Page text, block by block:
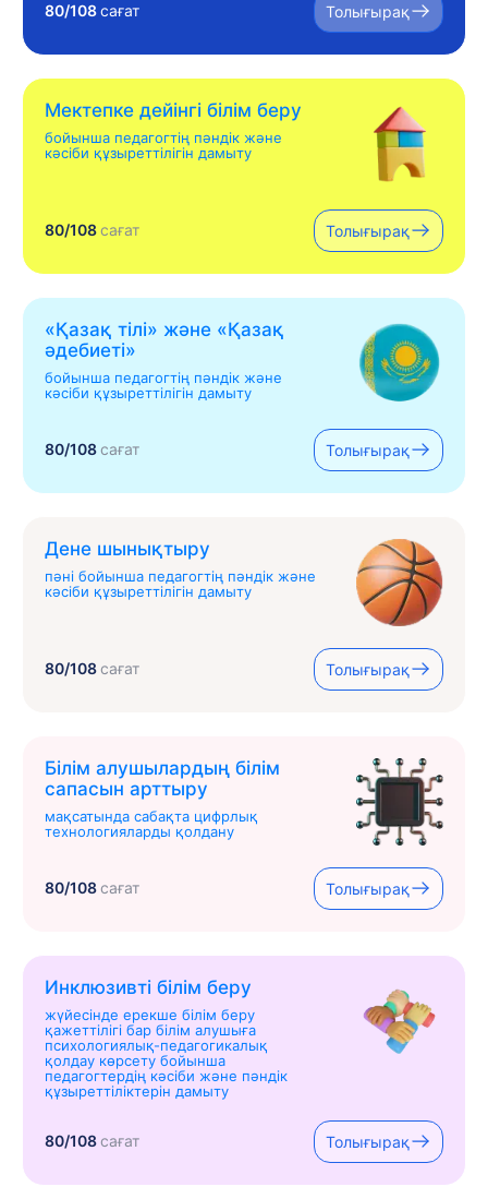
80/108сағат Толығырақ
Мектепке дейінгі білім беру
бойынша педагогтің пәндік және
кәсіби құзыреттілігін дамыту
80/108сағат Толығырақ
«Қазақ тілі» жəне «Қазақ
əдебиеті»
бойынша педагогтің пәндік және
кәсіби құзыреттілігін дамыту
80/108сағат Толығырақ
Дене шынықтыру
пәні бойынша педагогтің пәндік және
кәсіби құзыреттілігін дамыту
80/108сағат Толығырақ
Білім алушылардың білім
сапасын арттыру
мақсатында сабақта цифрлық
технологияларды қолдану
80/108сағат Толығырақ
Инклюзивті білім беру
жүйесінде ерекше білім беру
қажеттілігі бар білім алушыға
психологиялық-педагогикалық
қолдау көрсету бойынша
педагогтердің кәсіби және пәндік
құзыреттіліктерін дамыту
80/108сағат Толығырақ